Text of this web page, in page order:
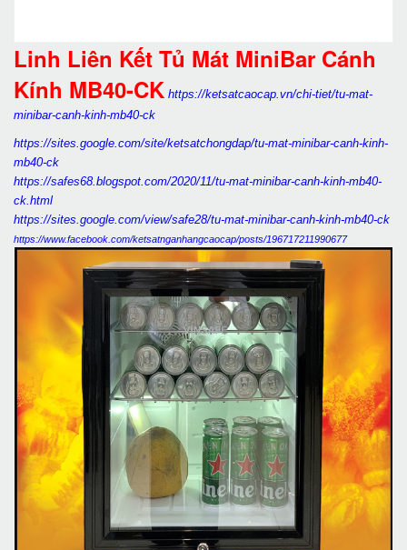
Linh Liên Kết Tủ Mát MiniBar Cánh
Kính MB40-CK https://ketsatcaocap.vn/chi-tiet/tu-mat-
minibar-canh-kinh-mb40-ck
https://sites.google.com/site/ketsatchongdap/tu-mat-minibar-canh-kinh-
mb40-ck
https://safes68.blogspot.com/2020/11/tu-mat-minibar-canh-kinh-mb40-
ck.html
https://sites.google.com/view/safe28/tu-mat-minibar-canh-kinh-mb40-ck
https://www.facebook.com/ketsatnganhangcaocap/posts/196717211990677